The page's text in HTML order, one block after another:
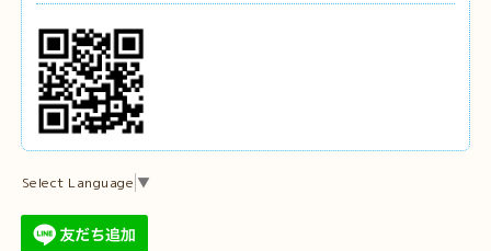
Select Language ▼